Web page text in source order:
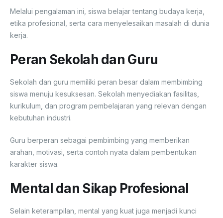
Melalui pengalaman ini, siswa belajar tentang budaya kerja,
etika profesional, serta cara menyelesaikan masalah di dunia
kerja.
Peran Sekolah dan Guru
Sekolah dan guru memiliki peran besar dalam membimbing
siswa menuju kesuksesan. Sekolah menyediakan fasilitas,
kurikulum, dan program pembelajaran yang relevan dengan
kebutuhan industri.
Guru berperan sebagai pembimbing yang memberikan
arahan, motivasi, serta contoh nyata dalam pembentukan
karakter siswa.
Mental dan Sikap Profesional
Selain keterampilan, mental yang kuat juga menjadi kunci